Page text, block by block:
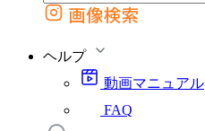
外部サイトの商品をカートに追加
画像検索
ヘルプ
動画マニュアル
FAQ